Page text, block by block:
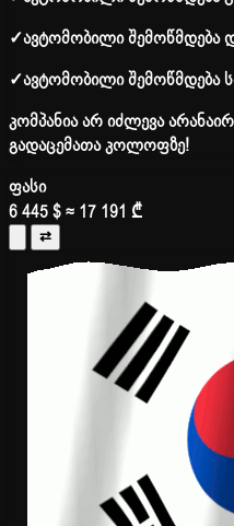
✓ავტომობილი შემოწმდება
✓ავტომობილი შემოწმდება
კომპანია არ იძლევა
გადაცემათა კოლოფზე!
ფასი
6 445 $≈ 17 191 ₾
⇄